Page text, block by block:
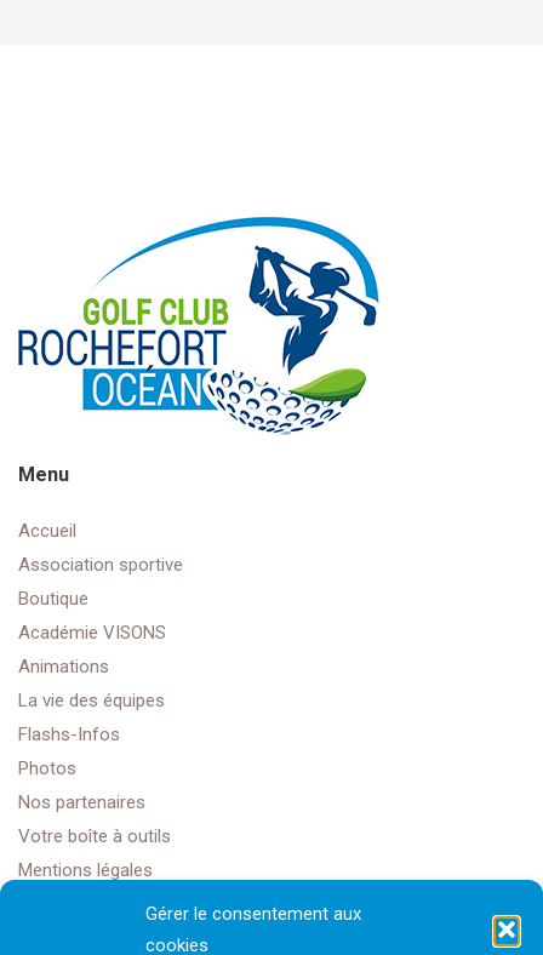
Gérer le consentement aux
cookies
Menu
Accueil
Association sportive
Boutique
Académie VISONS
Animations
La vie des équipes
Flashs-Infos
Photos
Nos partenaires
Votre boîte à outils
Mentions légales